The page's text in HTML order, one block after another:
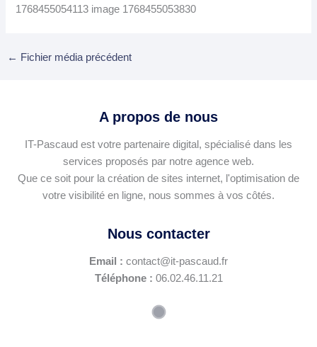
1768455054113 image 1768455053830
← Fichier média précédent
A propos de nous
IT-Pascaud est votre partenaire digital, spécialisé dans les
services proposés par notre agence web.
Que ce soit pour la création de sites internet, l'optimisation de
votre visibilité en ligne, nous sommes à vos côtés.
Nous contacter
Email : contact@it-pascaud.fr
Téléphone : 06.02.46.11.21